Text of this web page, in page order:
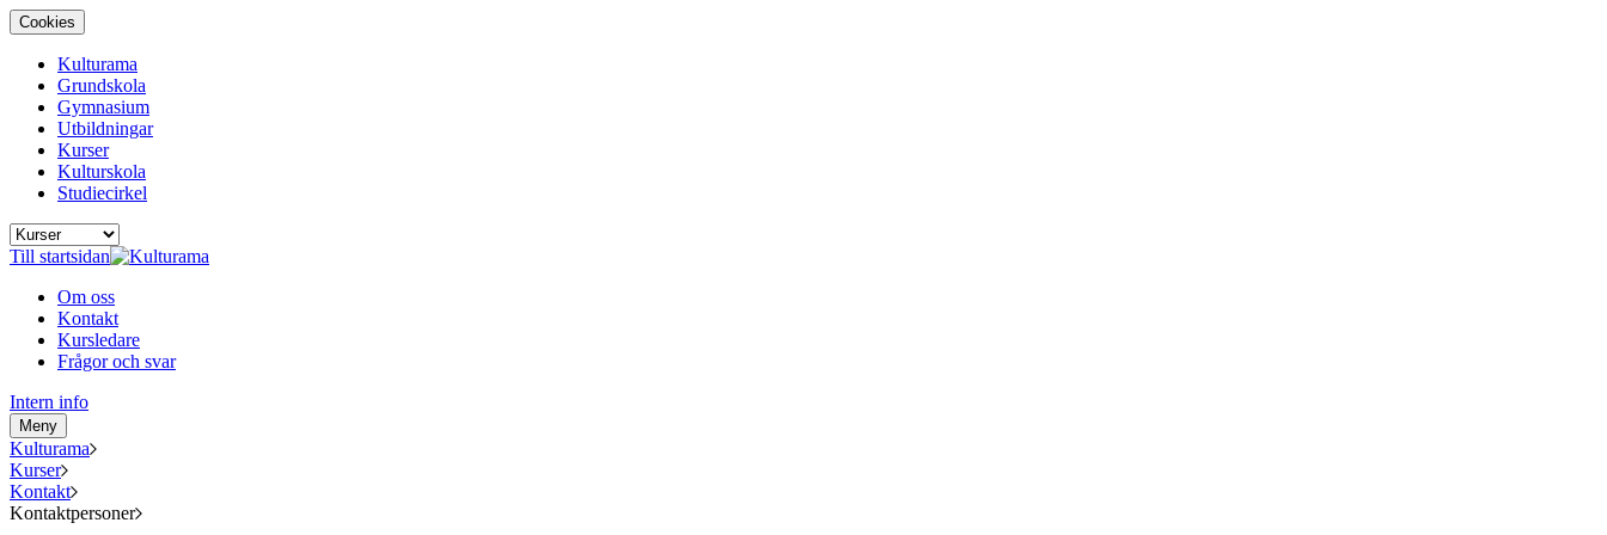
Cookies
Kulturama
Grundskola
Gymnasium
Utbildningar
Kurser
Kulturskola
Studiecirkel
Till startsidan
Om oss
Kontakt
Kursledare
Frågor och svar
Intern info
Meny
Kulturama
Kurser
Kontakt
Kontaktpersoner